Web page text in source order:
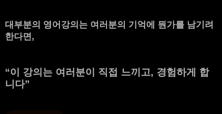
대부분의 영어강의는 여러분의 기억에 뭔가를 남기려
한다면,
“이 강의는 여러분이 직접 느끼고, 경험하게 합
니다”